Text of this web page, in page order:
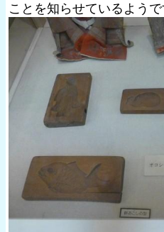
ことを知らせているようで